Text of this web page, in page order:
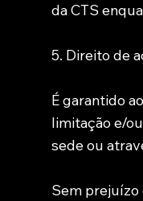
da CTS
5. Direito de
É garantido
limitação e/
sede ou
Sem prejuízo